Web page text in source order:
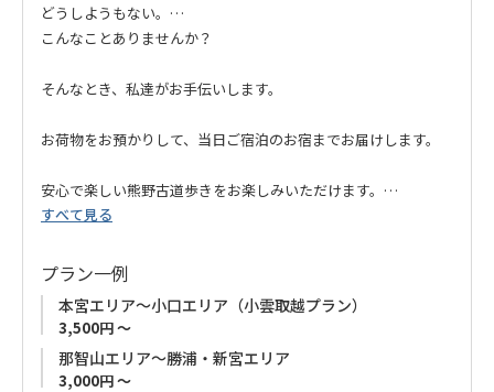
どうしようもない。
こんなことありませんか？
そんなとき、私達がお手伝いします。
お荷物をお預かりして、当日ご宿泊のお宿までお届けします。
安心で楽しい熊野古道歩きをお楽しみいただけます。
すべて見る
プラン一例
本宮エリア～小口エリア（小雲取越プラン）
3,500円 ～
那智山エリア～勝浦・新宮エリア
3,000円 ～